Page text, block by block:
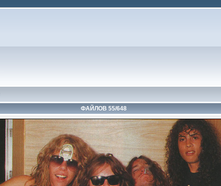
ФАЙЛОВ 55/648